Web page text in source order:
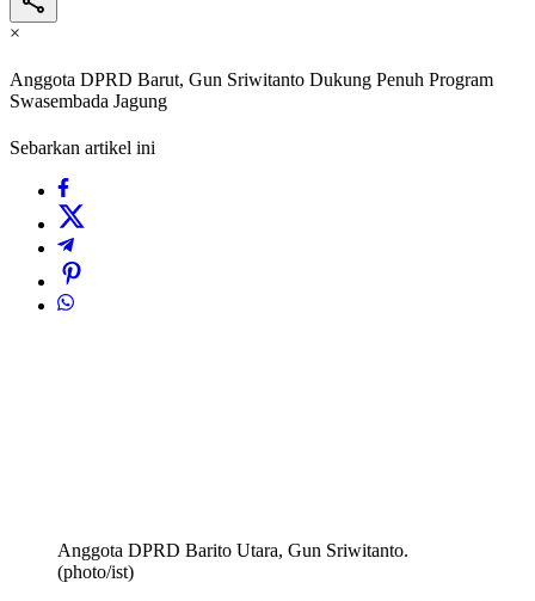
×
Anggota DPRD Barut, Gun Sriwitanto Dukung Penuh Program
Swasembada Jagung
Sebarkan artikel ini
Anggota DPRD Barito Utara, Gun Sriwitanto.
(photo/ist)